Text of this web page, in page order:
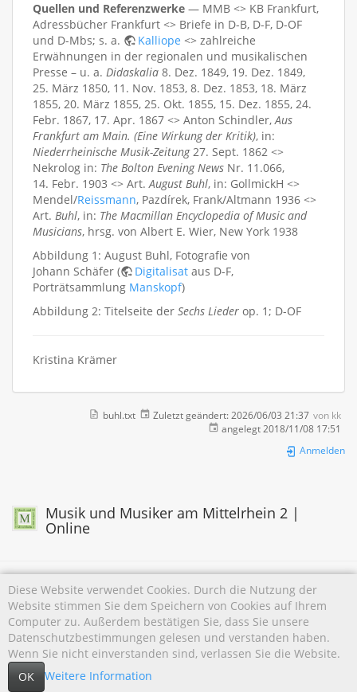
Quellen und Referenzwerke — MMB <> KB Frankfurt,
Adressbücher Frankfurt <> Briefe in D-B, D-F, D-OF
und D-Mbs; s. a.
Kalliope <> zahlreiche
Erwähnungen in der regionalen und musikalischen
Presse – u. a. Didaskalia 8. Dez. 1849, 19. Dez. 1849,
25. März 1850, 11. Nov. 1853, 8. Dez. 1853, 18. März
1855, 20. März 1855, 25. Okt. 1855, 15. Dez. 1855, 24.
Febr. 1867, 17. Apr. 1867 <> Anton Schindler,Aus
Frankfurt am Main. (Eine Wirkung der Kritik), in:
Niederrheinische Musik-Zeitung27. Sept. 1862 <>
Nekrolog in: The Bolton Evening News Nr. 11.066,
14. Febr. 1903 <> Art.August Buhl, in: GollmickH <>
Mendel/Reissmann, Pazdírek, Frank/Altmann 1936 <>
Art. Buhl, in: The Macmillan Encyclopedia of Music and
Musicians, hrsg. von Albert E. Wier, New York 1938
Abbildung 1: August Buhl, Fotografie von
Johann Schäfer (
Digitalisat aus D-F,
Porträtsammlung Manskopf)
Abbildung 2: Titelseite der Sechs Lieder op. 1; D-OF
Kristina Krämer
Diese Website verwendet Cookies. Durch die Nutzung der
Website stimmen Sie dem Speichern von Cookies auf Ihrem
Computer zu. Außerdem bestätigen Sie, dass Sie unsere
Datenschutzbestimmungen gelesen und verstanden haben.
Wenn Sie nicht einverstanden sind, verlassen Sie die Website.
OK
Weitere Information
buhl.txt Zuletzt geändert: 2026/06/03 21:37 von kk
angelegt 2018/11/08 17:51
Anmelden
Musik und Musiker am Mittelrhein 2 |
Online
Falls nicht anders bezeichnet, ist der Inhalt dieses Wikis unter der folgenden Lizenz
veröffentlicht:
CC Attribution-Noncommercial 4.0 International